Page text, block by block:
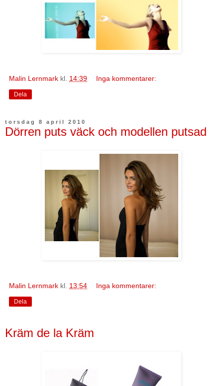
Malin Lernmark kl. 14:39 Inga kommentarer:
Dela
torsdag 8 april 2010
Dörren puts väck och modellen putsad
Malin Lernmark kl. 13:54 Inga kommentarer:
Dela
Kräm de la Kräm